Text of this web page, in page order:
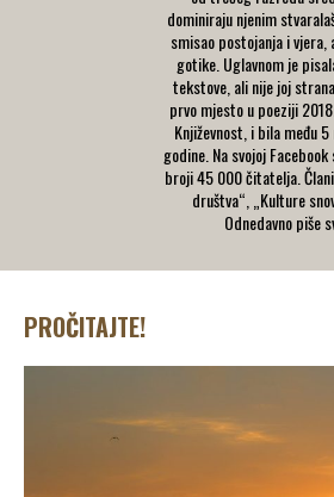
dominiraju njenim
smisao postojanja i vjera,
gotike. Uglavnom je
tekstove, ali nije joj
prvo mjesto u poeziji
Književnost, i bila među
godine. Na svojoj
broji 45 000 čitatelja.
društva“, „Kulture
Odnedavno piše
PROČITAJTE!